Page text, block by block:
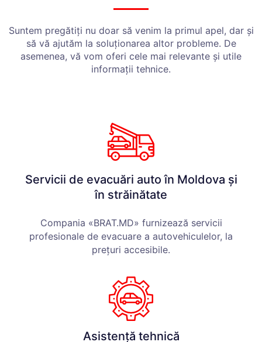
Suntem pregătiți nu doar să venim la primul apel, dar și
să vă ajutăm la soluționarea altor probleme. De
asemenea, vă vom oferi cele mai relevante și utile
informații tehnice.
Servicii de evacuări auto în Moldova și
în străinătate
Compania «BRAT.MD» furnizează servicii
profesionale de evacuare a autovehiculelor, la
prețuri accesibile.
Asistență tehnică